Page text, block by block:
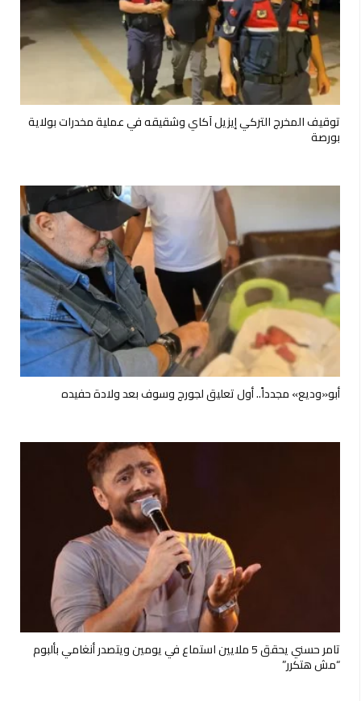
توقيف المخرج التركي إيزيل آكاي وشقيقه في عملية مخدرات بولاية
بورصة
أبو«وديع» مجدداً.. أول تعليق لجورج وسوف بعد ولادة حفيده
تامر حسني يحقق 5 ملايين استماع في يومين ويتصدر أنغامي بألبوم
“مش هتكرر”